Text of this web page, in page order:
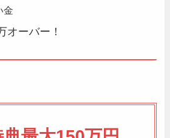
金
オーバー！